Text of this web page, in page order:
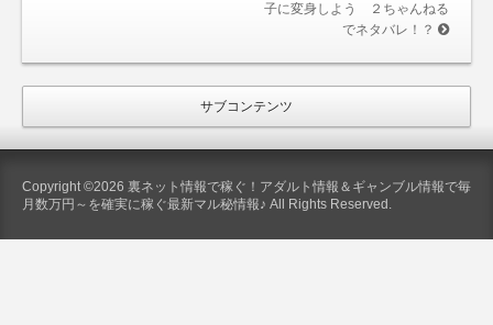
子に変身しよう ２ちゃんねる
でネタバレ！？
サブコンテンツ
Copyright ©2026 裏ネット情報で稼ぐ！アダルト情報＆ギャンブル情報で毎
月数万円～を確実に稼ぐ最新マル秘情報♪ All Rights Reserved.